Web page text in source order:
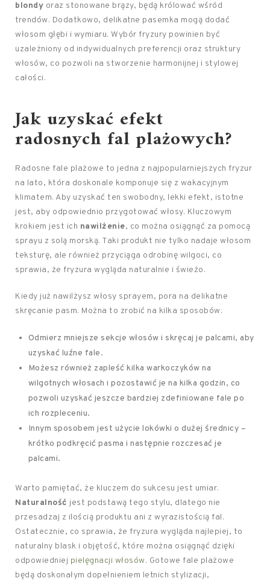
blondy oraz stonowane brązy, będą królować wśród
trendów. Dodatkowo, delikatne pasemka mogą dodać
włosom głębi i wymiaru. Wybór fryzury powinien być
uzależniony od indywidualnych preferencji oraz struktury
włosów, co pozwoli na stworzenie harmonijnej i stylowej
całości.
Jak uzyskać efekt
radosnych fal plażowych?
Radosne fale plażowe to jedna z najpopularniejszych fryzur
na lato, która doskonale komponuje się z wakacyjnym
klimatem. Aby uzyskać ten swobodny, lekki efekt, istotne
jest, aby odpowiednio przygotować włosy. Kluczowym
krokiem jest ich nawilżenie, co można osiągnąć za pomocą
sprayu z solą morską. Taki produkt nie tylko nadaje włosom
teksturę, ale również przyciąga odrobinę wilgoci, co
sprawia, że fryzura wygląda naturalnie i świeżo.
Kiedy już nawilżysz włosy sprayem, pora na delikatne
skręcanie pasm. Można to zrobić na kilka sposobów:
Odmierz mniejsze sekcje włosów i skręcaj je palcami, aby
uzyskać luźne fale.
Możesz również zapleść kilka warkoczyków na
wilgotnych włosach i pozostawić je na kilka godzin, co
pozwoli uzyskać jeszcze bardziej zdefiniowane fale po
ich rozpleceniu.
Innym sposobem jest użycie lokówki o dużej średnicy –
krótko podkręcić pasma i następnie rozczesać je
palcami.
Warto pamiętać, że kluczem do sukcesu jest umiar.
Naturalność jest podstawą tego stylu, dlatego nie
przesadzaj z ilością produktu ani z wyrazistością fal.
Ostatecznie, co sprawia, że fryzura wygląda najlepiej, to
naturalny blask i objętość, które można osiągnąć dzięki
odpowiedniej pielęgnacji włosów. Gotowe fale plażowe
będą doskonałym dopełnieniem letnich stylizacji,